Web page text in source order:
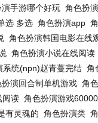
手游哪个好玩 角色扮
选 多选 角色扮演app
角色扮演韩国电影在线
角色扮演小说在线阅读
系统(npn)赵青蔓完结 角
扮演回合制单机游戏 角
阅读 角色扮演游戏
有灵魂的 角色扮演类